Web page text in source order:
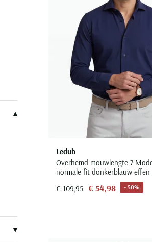
Ledub
Overhemd mouwlengte 7
normale fit donkerblauw effen
€ 109,95 € 54,98 - 50%